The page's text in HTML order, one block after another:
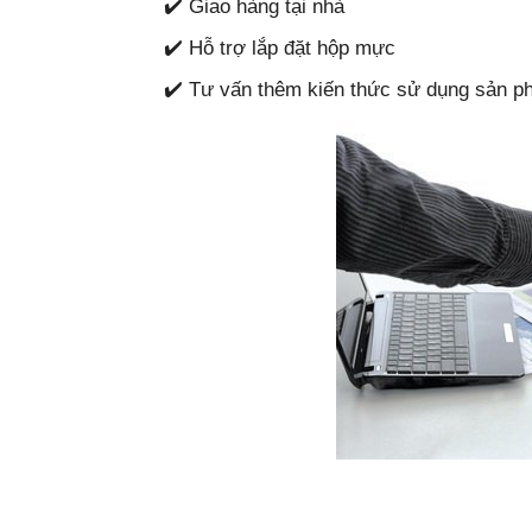
✔️ Giao hàng tại nhà
✔️ Hỗ trợ lắp đặt hộp mực
✔️ Tư vấn thêm kiến thức sử dụng sản